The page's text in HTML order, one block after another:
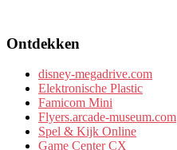
Ontdekken
disney-megadrive.com
Elektronische Plastic
Famicom Mini
Flyers.arcade-museum.com
Spel & Kijk Online
Game Center CX